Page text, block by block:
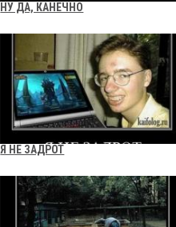
НУ ДА, КАНЕЧНО
Я НЕ ЗАДРОТ